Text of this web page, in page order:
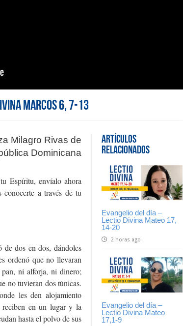
Marcos 6, 7-13
Artículos
Relacionados
Evangelio del día –
Lectio Divina Mateo 17,
14-20
2 horas ago
Evangelio del día –
Lectio Divina Mateo
17,1-9
Milagro Rivas de
Dominicana
Espíritu, envíalo ahora
conocerte a través de tu
dos en dos, dándoles
ordenó que no llevaran
ni alforja, ni dinero;
no tuvieran dos túnicas.
les den alojamiento
en un lugar y la
hasta el polvo de sus